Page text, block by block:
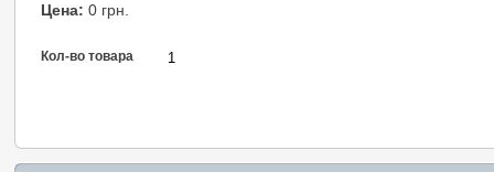
Цена: 0 грн.
Кол-во товара